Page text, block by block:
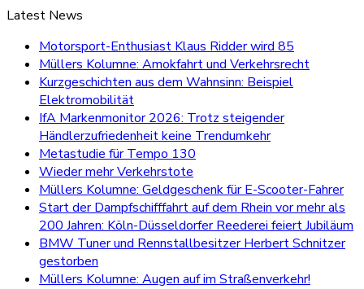
Latest News
Motorsport-Enthusiast Klaus Ridder wird 85
Müllers Kolumne: Amokfahrt und Verkehrsrecht
Kurzgeschichten aus dem Wahnsinn: Beispiel
Elektromobilität
IfA Markenmonitor 2026: Trotz steigender
Händlerzufriedenheit keine Trendumkehr
Metastudie für Tempo 130
Wieder mehr Verkehrstote
Müllers Kolumne: Geldgeschenk für E-Scooter-Fahrer
Start der Dampfschifffahrt auf dem Rhein vor mehr als
200 Jahren: Köln-Düsseldorfer Reederei feiert Jubiläum
BMW Tuner und Rennstallbesitzer Herbert Schnitzer
gestorben
Müllers Kolumne: Augen auf im Straßenverkehr!